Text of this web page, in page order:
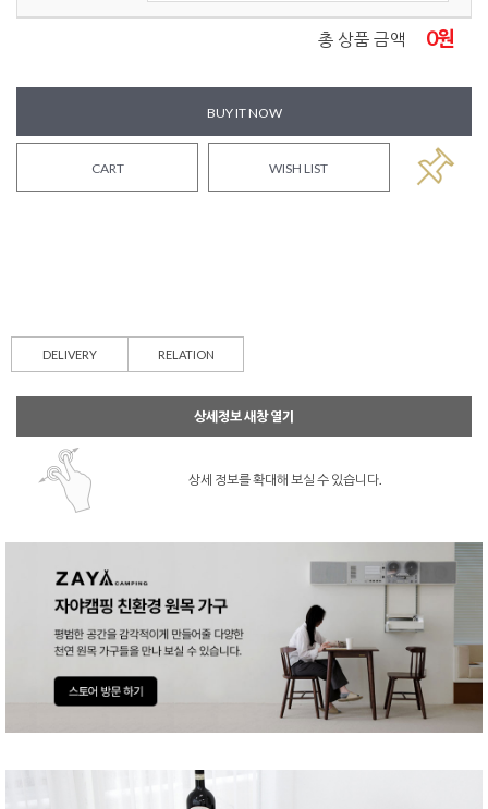
총 상품 금액 0원
BUY IT NOW
CART WISH LIST
DELIVERY RELATION
상세정보 새창 열기
상세 정보를 확대해 보실 수 있습니다.